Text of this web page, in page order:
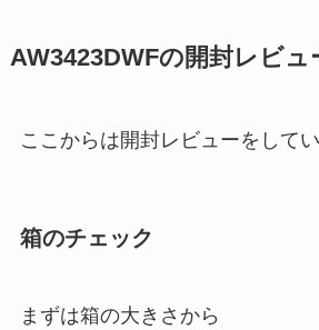
AW3423DWFの開封レビュ
ここからは開封レビューをしてい
箱のチェック
まずは箱の大きさから